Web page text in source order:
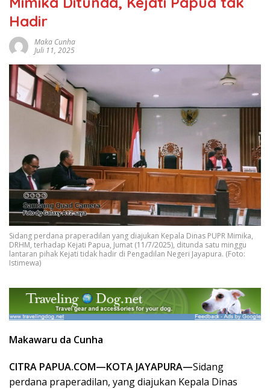
Hadir
Maka Cunha
Juli 11, 2025
Sidang perdana praperadilan yang diajukan Kepala Dinas PUPR Mimika,
DRHM, terhadap Kejati Papua, Jumat (11/7/2025), ditunda satu minggu
lantaran pihak Kejati tidak hadir di Pengadilan Negeri Jayapura. (Foto:
Istimewa)
Makawaru da Cunha
CITRA PAPUA.COM—KOTA JAYAPURA—Sidang
perdana praperadilan, yang diajukan Kepala Dinas